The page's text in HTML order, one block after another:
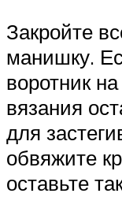
Закройте
манишку.
воротник
вязания
для
обвяжите
оставьте